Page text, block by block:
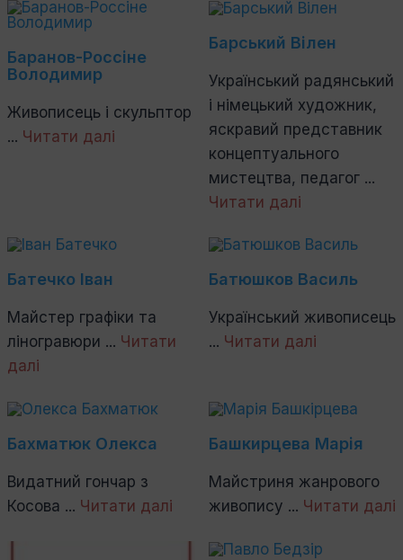
Баранов-Россіне
Володимир
Живописець і скульптор
... Читати далі
Барський Вілен
Український радянський
і німецький художник,
яскравий представник
концептуального
мистецтва, педагог ...
Читати далі
Батечко Іван
Майстер графіки та
ліногравюри ... Читати
далі
Батюшков Василь
Український живописець
... Читати далі
Бахматюк Олекса
Видатний гончар з
Косова ... Читати далі
Башкирцева Марія
Майстриня жанрового
живопису ... Читати далі